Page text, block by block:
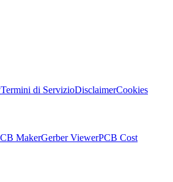
Termini di ServizioDisclaimerCookies
MakerGerber ViewerPCB Cost